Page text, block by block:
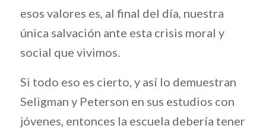
esos valores es, al final del día, nuestra
única salvación ante esta crisis moral y
social que vivimos.
Si todo eso es cierto, y así lo demuestran
Seligman y Peterson en sus estudios con
jóvenes, entonces la escuela debería tener